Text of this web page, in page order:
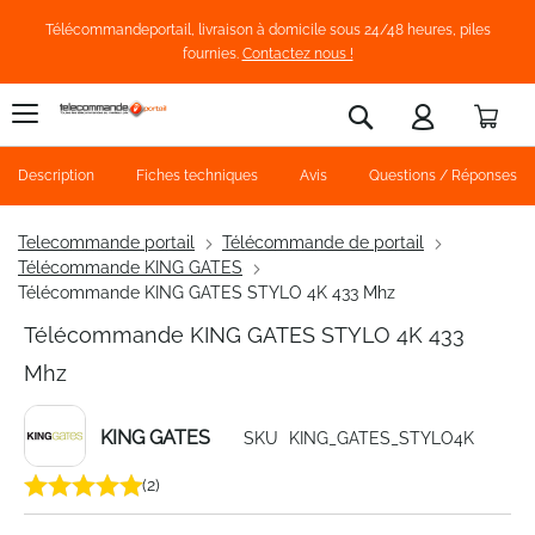
Télécommandeportail, livraison à domicile sous 24/48 heures, piles
fournies. Contactez nous !
Rechercher
Telecommande portail
Télécommande de portail
Télécommande KING GATES
Télécommande KING GATES STYLO 4K 433 Mhz
Télécommande KING GATES STYLO 4K 433
Mhz
KING GATES SKU KING_GATES_STYLO4K
(2)
Description Fiches techniques Avis Questions / Réponses